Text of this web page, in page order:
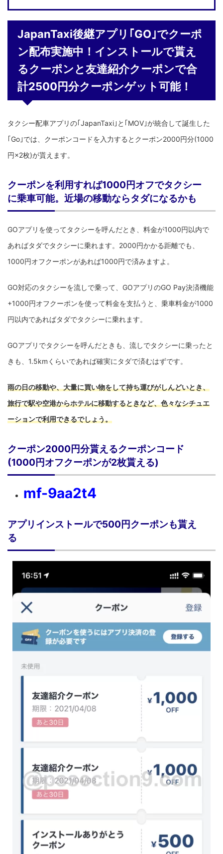
JapanTaxi後継アプリ｢GO｣でクーポ
ン配布実施中！インストールで貰え
るクーポンと友達紹介クーポンで合
計2500円分クーポンゲット可能！
タクシー配車アプリの｢JapanTaxi｣と｢MOV｣が統合して誕生した
｢Go｣では、クーポンコードを入力するとクーポン2000円分(1000
円×2枚)が貰えます。
クーポンを利用すれば1000円オフでタクシー
に乗車可能。近場の移動ならタダになるかも
GOアプリを使ってタクシーを呼んだとき、料金が1000円以内で
あればタダでタクシーに乗れます。2000円かかる距離でも、
1000円オフクーポンがあれば1000円で済みますよ。
GO対応のタクシーを流しで乗って、GOアプリのGO Pay決済機能
+1000円オフクーポンを使って料金を支払うと、乗車料金が1000
円以内であればタダでタクシーに乗れます。
GOアプリでタクシーを呼んだときも、流しでタクシーに乗ったと
きも、1.5kmくらいであれば確実にタダで済むはずです。
雨の日の移動や、大量に買い物をして持ち運びがしんどいとき、
旅行で駅や空港からホテルに移動するときなど、色々なシチュエ
ーションで利用できるでしょう。
クーポン2000円分貰えるクーポンコード
(1000円オフクーポンが2枚貰える)
mf-9aa2t4
アプリインストールで500円クーポンも貰え
る